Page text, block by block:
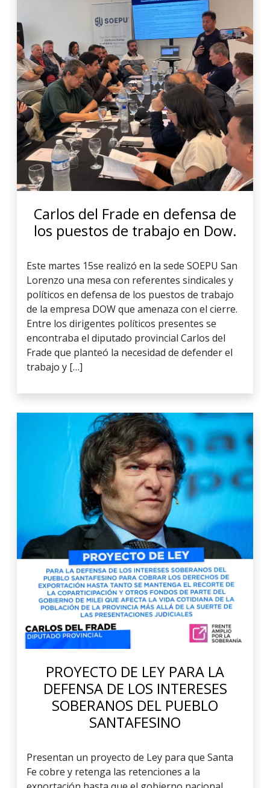
Carlos del Frade en defensa de
los puestos de trabajo en Dow.
Este martes 15se realizó en la sede SOEPU San
Lorenzo una mesa con referentes sindicales y
políticos en defensa de los puestos de trabajo
de la empresa DOW que amenaza con el cierre.
Entre los dirigentes políticos presentes se
encontraba el diputado provincial Carlos del
Frade que planteó la necesidad de defender el
trabajo y […]
PROYECTO DE LEY PARA LA
DEFENSA DE LOS INTERESES
SOBERANOS DEL PUEBLO
SANTAFESINO
Presentan un proyecto de Ley para que Santa
Fe cobre y retenga las retenciones a la